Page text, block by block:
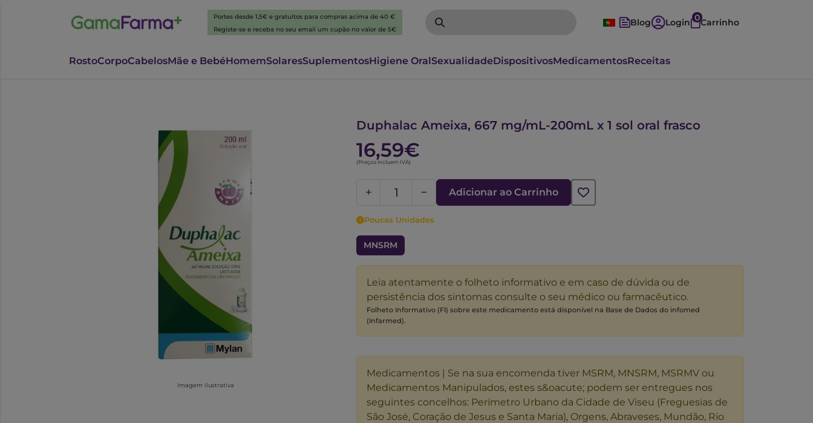
Portes desde 1,5€ e gratuitos para compras acima de 40 €
Registe-se e receba no seu email um cupão no valor de 5€
Blog Login 0Carrinho
RostoCorpoCabelosMãe e BebéHomemSolaresSuplementosHigiene OralSexualidadeDispositivosMedicamentosReceitas
Imagem ilustrativa
Duphalac Ameixa, 667 mg/mL-200mL x 1 sol oral frasco
16,59€
(Preços incluem IVA)
Adicionar ao Carrinho
Poucas Unidades
MNSRM
Leia atentamente o folheto informativo e em caso de dúvida ou de
persistência dos sintomas consulte o seu médico ou farmacêutico.
Folheto Informativo (FI) sobre este medicamento está disponível na Base de Dados do infomed
(Infarmed).
Medicamentos | Se na sua encomenda tiver MSRM, MNSRM, MSRMV ou
Medicamentos Manipulados, estes s&oacute; podem ser entregues nos
seguintes concelhos: Perímetro Urbano da Cidade de Viseu (Freguesias de
São José, Coração de Jesus e Santa Maria), Orgens, Abraveses, Mundão, Rio